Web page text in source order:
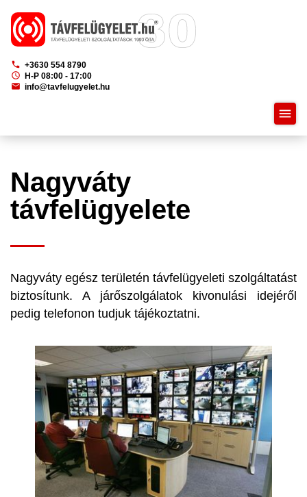
phone +3630 554 8790
schedule
H-P 08:00 - 17:00
mail info@tavfelugyelet.hu
menu
Nagyváty
távfelügyelete
Nagyváty egész területén távfelügyeleti szolgáltatást
biztosítunk. A járőszolgálatok kivonulási idejéről
pedig telefonon tudjuk tájékoztatni.